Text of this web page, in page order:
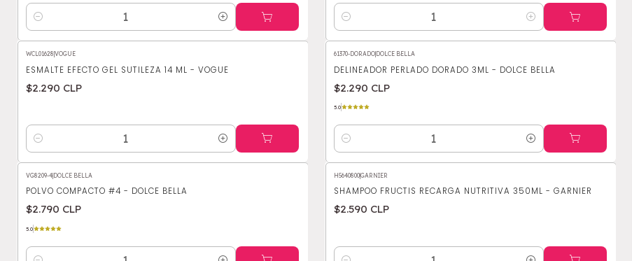
Cantidad Cantidad
WCL01628 VOGUE
ESMALTE EFECTO GEL SUTILEZA 14 ML - VOGUE
$2.290 CLP
Cantidad
61370-DORADO| DOLCE BELLA
DELINEADOR PERLADO DORADO 3ML - DOLCE BELLA
$2.290 CLP
5.0
Cantidad
VG8209-4 DOLCE BELLA
POLVO COMPACTO #4 - DOLCE BELLA
$2.790 CLP
5.0
H5640800|GARNIER
SHAMPOO FRUCTIS RECARGA NUTRITIVA 350ML - GARNIER
$2.590 CLP